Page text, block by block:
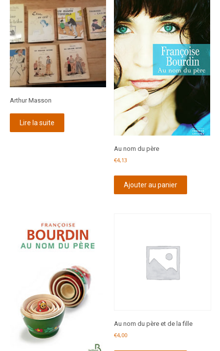
Arthur Masson
Lire la suite
Au nom du père
€4,13
Ajouter au panier
Au nom du père et de la fille
€4,00